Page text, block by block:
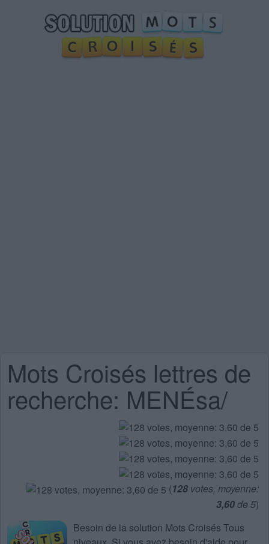
Mots Croisés lettres de
recherche: MENÉsa/
(128 votes, moyenne:
3,60de 5)
Besoin de la solution Mots Croisés Tous